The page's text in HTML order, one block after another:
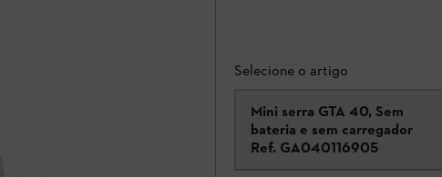
Selecione o artigo
Mini serra GTA 40, Sem
bateria e sem carregador
Ref. GA040116905